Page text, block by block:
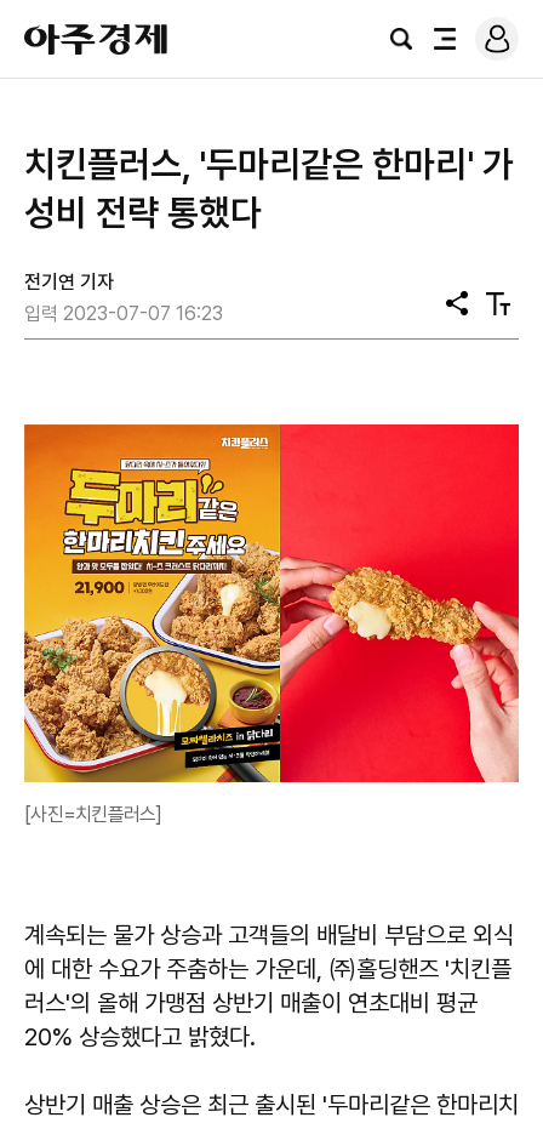
아
주
경
검
전
로
그
치킨플러스, '두마리같은 한마리' 가
성비 전략 통했다
전기연 기자
입력 2023-07-07 16:23
공
유
텍
스
[사진=치킨플러스]
계속되는 물가 상승과 고객들의 배달비 부담으로 외식
에 대한 수요가 주춤하는 가운데, ㈜홀딩핸즈 '치킨플
러스'의 올해 가맹점 상반기 매출이 연초대비 평균
20% 상승했다고 밝혔다.
상반기 매출 상승은 최근 출시된 '두마리같은 한마리치